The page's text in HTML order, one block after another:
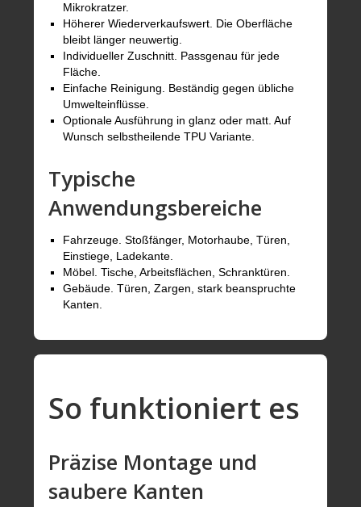
Mikrokratzer.
Höherer Wiederverkaufswert. Die Oberfläche
bleibt länger neuwertig.
Individueller Zuschnitt. Passgenau für jede
Fläche.
Einfache Reinigung. Beständig gegen übliche
Umwelteinflüsse.
Optionale Ausführung in glanz oder matt. Auf
Wunsch selbstheilende TPU Variante.
Typische
Anwendungsbereiche
Fahrzeuge. Stoßfänger, Motorhaube, Türen,
Einstiege, Ladekante.
Möbel. Tische, Arbeitsflächen, Schranktüren.
Gebäude. Türen, Zargen, stark beanspruchte
Kanten.
So funktioniert es
Präzise Montage und
saubere Kanten